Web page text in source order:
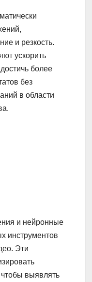
и резкость.
ускорить
более
без
в области
и нейронные
инструментов
Эти
выявлять